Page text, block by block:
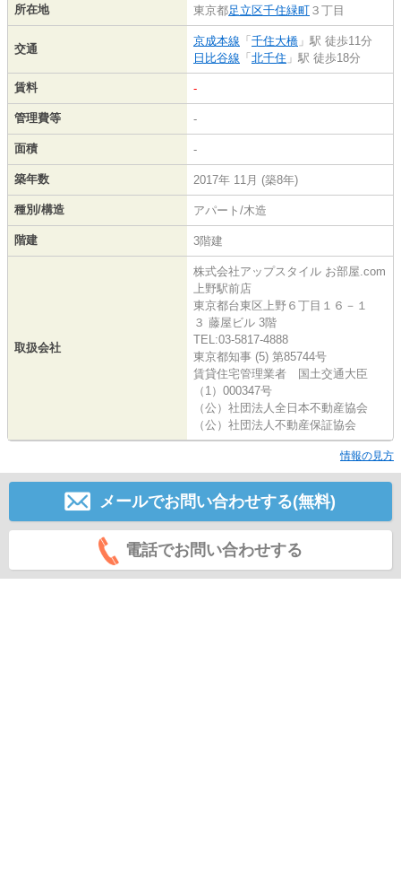
所在地 東京都足立区千住緑町 ３丁目
交通
京成本線 「 千住大橋 」駅 徒歩11分
日比谷線 「 北千住 」駅 徒歩18分
賃料 -
管理費等 -
面積 -
築年数 2017年 11月 (築8年)
種別/構造 アパート/木造
階建 3階建
取扱会社
株式会社アップスタイル お部屋.com
上野駅前店
東京都台東区上野６丁目１６－１
３ 藤屋ビル 3階
TEL:03-5817-4888
東京都知事 (5) 第85744号
賃貸住宅管理業者 国土交通大臣
（1）000347号
（公）社団法人全日本不動産協会
（公）社団法人不動産保証協会
情報の見方
メールでお問い合わせする(無料)
電話でお問い合わせする